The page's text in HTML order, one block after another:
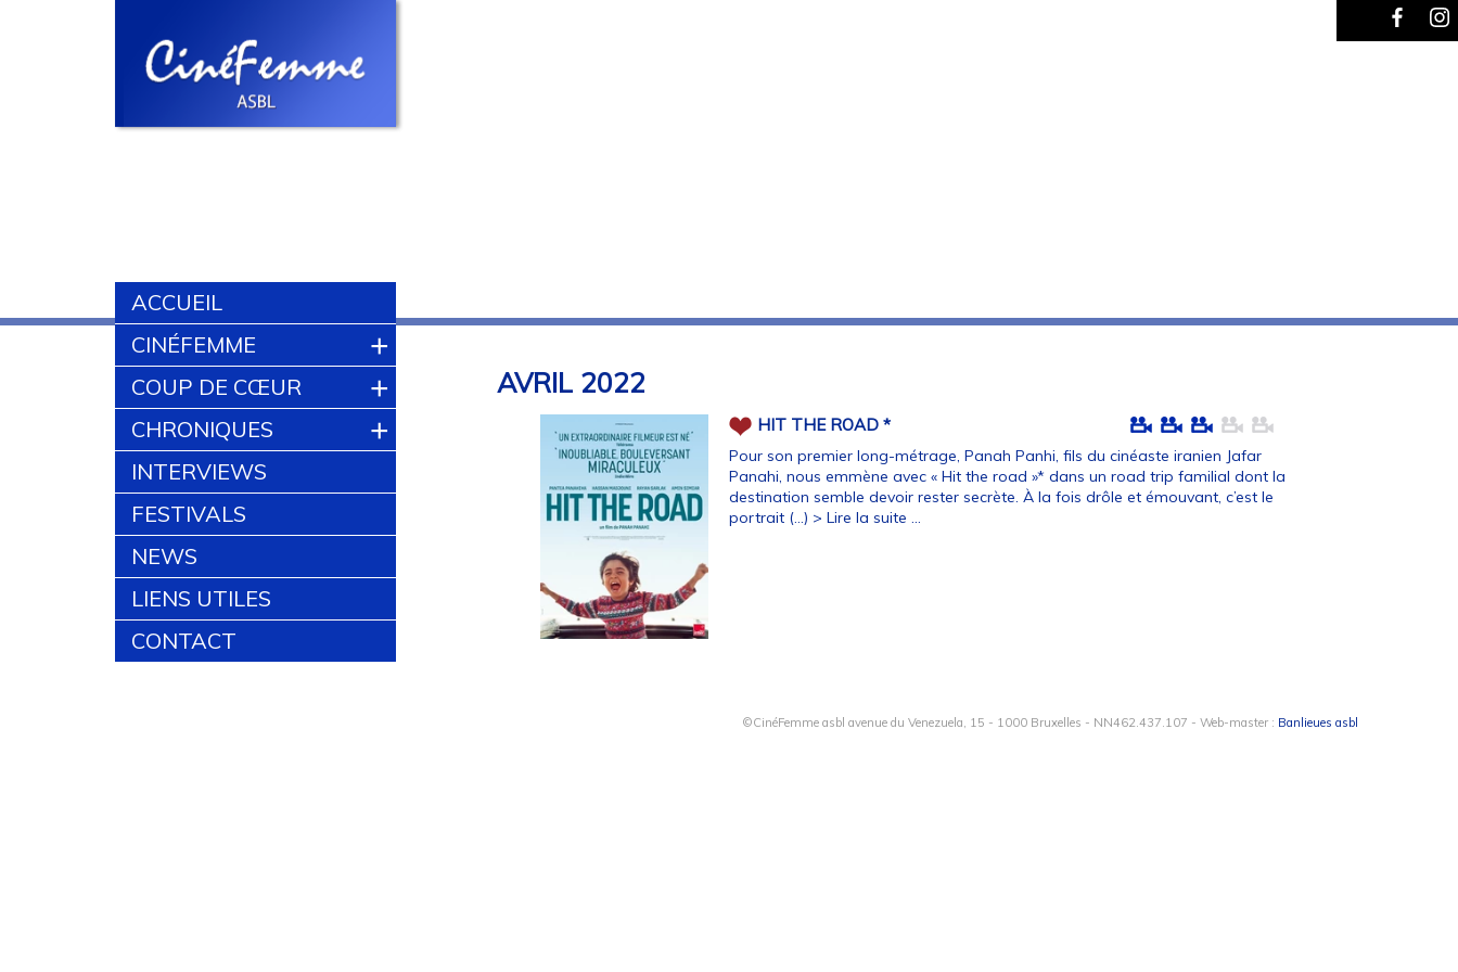
ACCUEIL
CINÉFEMME
+
COUP DE CŒUR +
CHRONIQUES +
INTERVIEWS
FESTIVALS
NEWS
LIENS UTILES
CONTACT
AVRIL2022
HIT THE ROAD *
Pour son premier long-métrage, Panah Panhi, fils du cinéaste iranien Jafar
Panahi, nous emmène avec « Hit the road »* dans un road trip familial dont la
destination semble devoir rester secrète. À la fois drôle et émouvant, c’est le
portrait (…) > Lire la suite ...
©CinéFemme asbl avenue du Venezuela, 15 - 1000 Bruxelles - NN462.437.107 - Web-master : Banlieues asbl